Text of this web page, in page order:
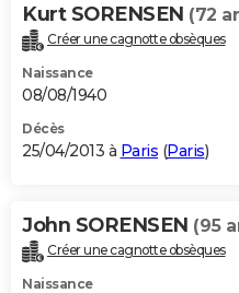
Kurt SORENSEN (72
Créer une cagnotte obsèques
Naissance
08/08/1940
Décès
25/04/2013 à Paris (Paris)
John SORENSEN (95
Créer une cagnotte obsèques
Naissance